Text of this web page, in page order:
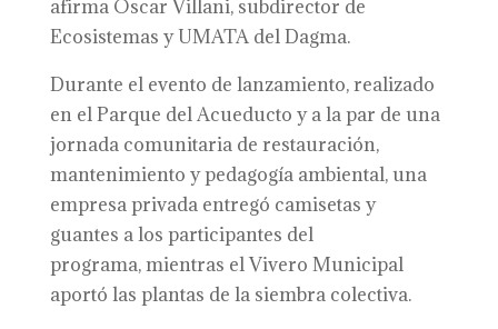
afirma Óscar Villani, subdirector de
Ecosistemas y UMATA del Dagma.
Durante el evento de lanzamiento, realizado
en el Parque del Acueducto y a la par de una
jornada comunitaria de restauración,
mantenimiento y pedagogía ambiental, una
empresa privada entregó camisetas y
guantes a los participantes del
programa, mientras el Vivero Municipal
aportó las plantas de la siembra colectiva.